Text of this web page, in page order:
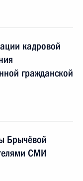
кадровой
гражданской
Брычёвой
СМИ